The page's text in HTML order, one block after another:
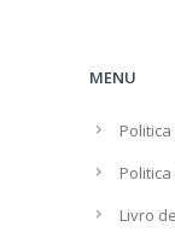
MENU
Livro